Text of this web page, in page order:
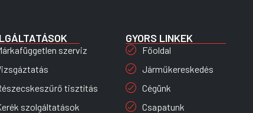
szerviz
tisztítás
szolgáltatások
GYORS LINKEK
Főoldal
Járműkereskedés
Cégünk
Csapatunk